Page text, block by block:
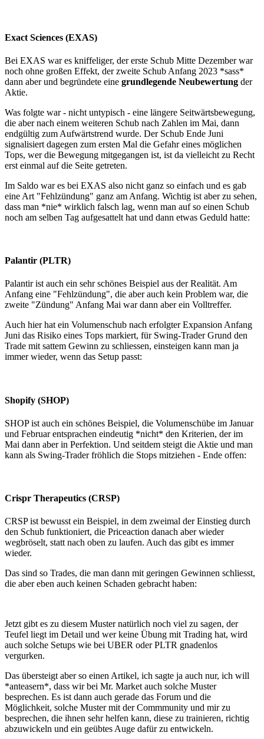
Exact Sciences (EXAS)
Bei EXAS war es kniffeliger, der erste Schub Mitte Dezember war
noch ohne großen Effekt, der zweite Schub Anfang 2023 *sass*
dann aber und begründete eine grundlegende Neubewertung der
Aktie.
Was folgte war - nicht untypisch - eine längere Seitwärtsbewegung,
die aber nach einem weiteren Schub nach Zahlen im Mai, dann
endgültig zum Aufwärtstrend wurde. Der Schub Ende Juni
signalisiert dagegen zum ersten Mal die Gefahr eines möglichen
Tops, wer die Bewegung mitgegangen ist, ist da vielleicht zu Recht
erst einmal auf die Seite getreten.
Im Saldo war es bei EXAS also nicht ganz so einfach und es gab
eine Art "Fehlzündung" ganz am Anfang. Wichtig ist aber zu sehen,
dass man *nie* wirklich falsch lag, wenn man auf so einen Schub
noch am selben Tag aufgesattelt hat und dann etwas Geduld hatte:
Palantir (PLTR)
Palantir ist auch ein sehr schönes Beispiel aus der Realität. Am
Anfang eine "Fehlzündung", die aber auch kein Problem war, die
zweite "Zündung" Anfang Mai war dann aber ein Volltreffer.
Auch hier hat ein Volumenschub nach erfolgter Expansion Anfang
Juni das Risiko eines Tops markiert, für Swing-Trader Grund den
Trade mit sattem Gewinn zu schliessen, einsteigen kann man ja
immer wieder, wenn das Setup passt:
Shopify (SHOP)
SHOP ist auch ein schönes Beispiel, die Volumenschübe im Januar
und Februar entsprachen eindeutig *nicht* den Kriterien, der im
Mai dann aber in Perfektion. Und seitdem steigt die Aktie und man
kann als Swing-Trader fröhlich die Stops mitziehen - Ende offen:
Crispr Therapeutics (CRSP)
CRSP ist bewusst ein Beispiel, in dem zweimal der Einstieg durch
den Schub funktioniert, die Priceaction danach aber wieder
wegbröselt, statt nach oben zu laufen. Auch das gibt es immer
wieder.
Das sind so Trades, die man dann mit geringen Gewinnen schliesst,
die aber eben auch keinen Schaden gebracht haben:
Jetzt gibt es zu diesem Muster natürlich noch viel zu sagen, der
Teufel liegt im Detail und wer keine Übung mit Trading hat, wird
auch solche Setups wie bei UBER oder PLTR gnadenlos
vergurken.
Das übersteigt aber so einen Artikel, ich sagte ja auch nur, ich will
*anteasern*, dass wir bei Mr. Market auch solche Muster
besprechen. Es ist dann auch gerade das Forum und die
Möglichkeit, solche Muster mit der Commmunity und mir zu
besprechen, die ihnen sehr helfen kann, diese zu trainieren, richtig
abzuwickeln und ein geübtes Auge dafür zu entwickeln.